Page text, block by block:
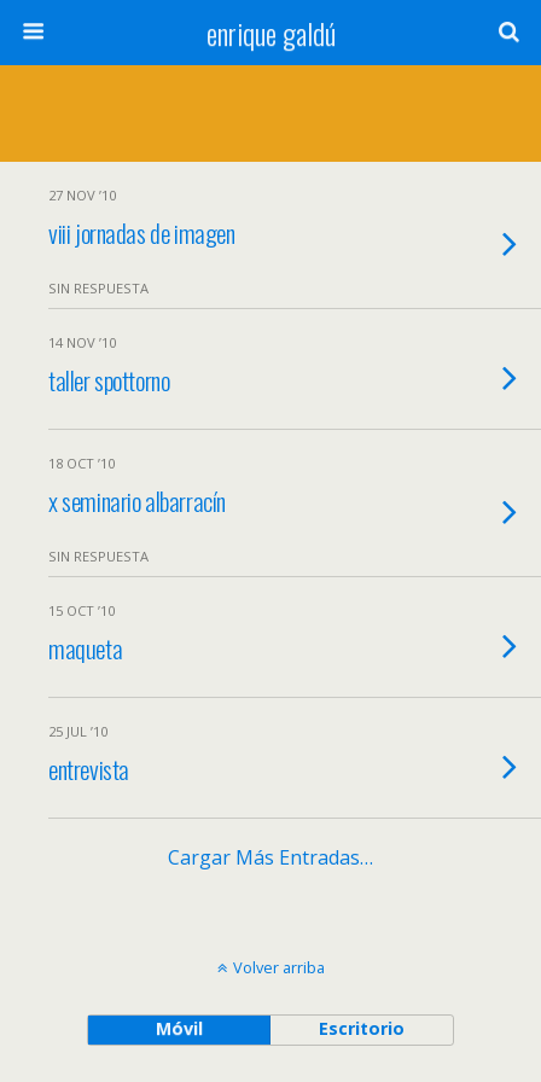
enrique galdú
27 NOV ’10
viii jornadas de imagen
SIN RESPUESTA
14 NOV ’10
taller spottorno
18 OCT ’10
x seminario albarracín
SIN RESPUESTA
15 OCT ’10
maqueta
25 JUL ’10
entrevista
Cargar Más Entradas…
Volver arriba
Móvil Escritorio